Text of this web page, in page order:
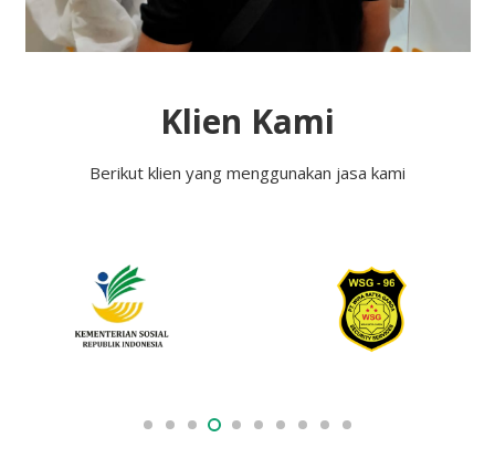
Klien Kami
Berikut klien yang menggunakan jasa kami